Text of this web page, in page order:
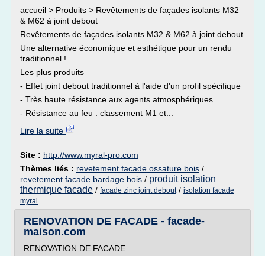
accueil > Produits > Revêtements de façades isolants M32
& M62 à joint debout
Revêtements de façades isolants M32 & M62 à joint debout
Une alternative économique et esthétique pour un rendu
traditionnel !
Les plus produits
- Effet joint debout traditionnel à l'aide d'un profil spécifique
- Très haute résistance aux agents atmosphériques
- Résistance au feu : classement M1 et...
Lire la suite
Site : http://www.myral-pro.com
Thèmes liés : revetement facade ossature bois /
revetement facade bardage bois / produit isolation
thermique facade / facade zinc joint debout/ isolation facade
myral
RENOVATION DE FACADE - facade-
maison.com
RENOVATION DE FACADE